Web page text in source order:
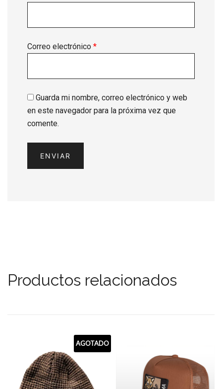
Correo electrónico *
Guarda mi nombre, correo electrónico y web
en este navegador para la próxima vez que
comente.
Productos relacionados
AGOTADO